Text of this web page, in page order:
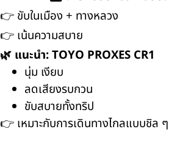
👉 ขับในเมือง + ทางหลวง
👉 เน้นความสบาย
🌿 แนะนำ: TOYO PROXES CR1
นุ่ม เงียบ
ลดเสียงรบกวน
ขับสบายทั้งทริป
👉 เหมาะกับการเดินทางไกลแบบชิล ๆ